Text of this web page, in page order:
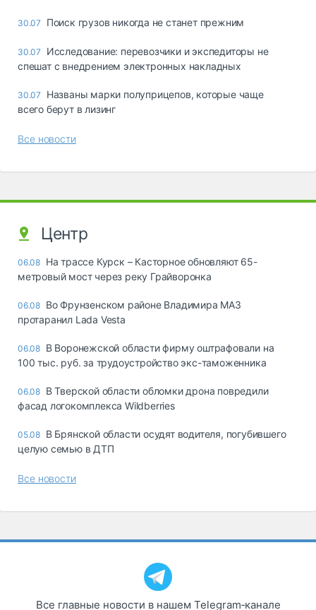
30.07 Поиск грузов никогда не станет прежним
30.07
Исследование: перевозчики и экспедиторы не
спешат с внедрением электронных накладных
30.07
Названы марки полуприцепов, которые чаще
всего берут в лизинг
Все новости
Центр
06.08 На трассе Курск – Касторное обновляют 65-
метровый мост через реку Грайворонка
06.08 Во Фрунзенском районе Владимира МАЗ
протаранил Lada Vesta
06.08 В Воронежской области фирму оштрафовали на
100 тыс. руб. за трудоустройство экс-таможенника
06.08 В Тверской области обломки дрона повредили
фасад логокомплекса Wildberries
05.08 В Брянской области осудят водителя, погубившего
целую семью в ДТП
Все новости
Все главные новости в нашем Telegram‑канале